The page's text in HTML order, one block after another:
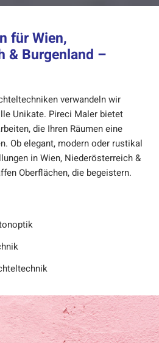
für Wien,
& Burgenland –
verwandeln wir
Unikate. Pireci Maler bietet
die Ihren Räumen eine
Ob elegant, modern oder rustikal
in Wien, Niederösterreich &
Oberflächen, die begeistern.